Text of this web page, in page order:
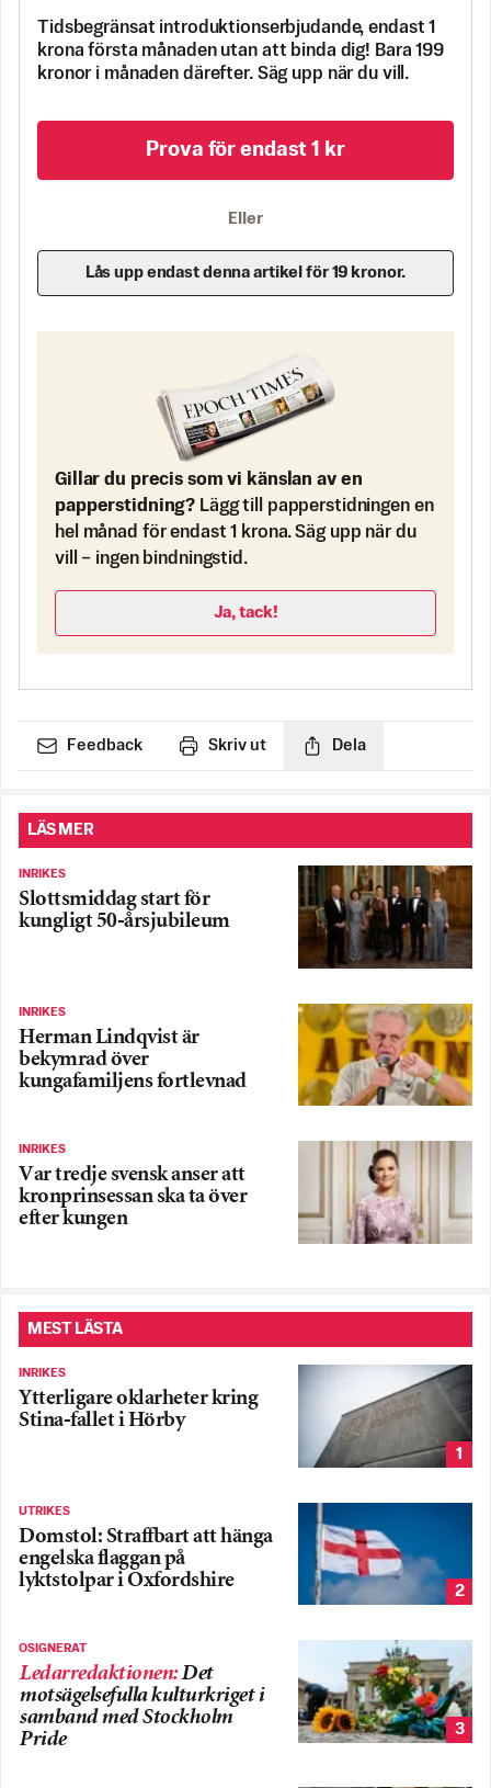
Tidsbegränsat introduktionserbjudande, endast 1
krona första månaden utan att binda dig! Bara 199
kronor i månaden därefter. Säg upp när du vill.
Prova för endast 1 kr
Eller
Lås upp endast denna artikel för 19 kronor.
Gillar du precis som vi känslan av en
papperstidning? Lägg till papperstidningen en
hel månad för endast 1 krona. Säg upp när du
vill – ingen bindningstid.
Ja, tack!
Feedback Skriv ut Dela
LÄS MER
INRIKES
Slottsmiddag start för
kungligt 50-årsjubileum
INRIKES
Herman Lindqvist är
bekymrad över
kungafamiljens fortlevnad
INRIKES
Var tredje svensk anser att
kronprinsessan ska ta över
efter kungen
MEST LÄSTA
INRIKES
Ytterligare oklarheter kring
Stina-fallet i Hörby
1
UTRIKES
Domstol: Straffbart att hänga
engelska flaggan på
lyktstolpar i Oxfordshire
2
OSIGNERAT
Ledarredaktionen:Det
motsägelsefulla kulturkriget i
samband med Stockholm
Pride
3